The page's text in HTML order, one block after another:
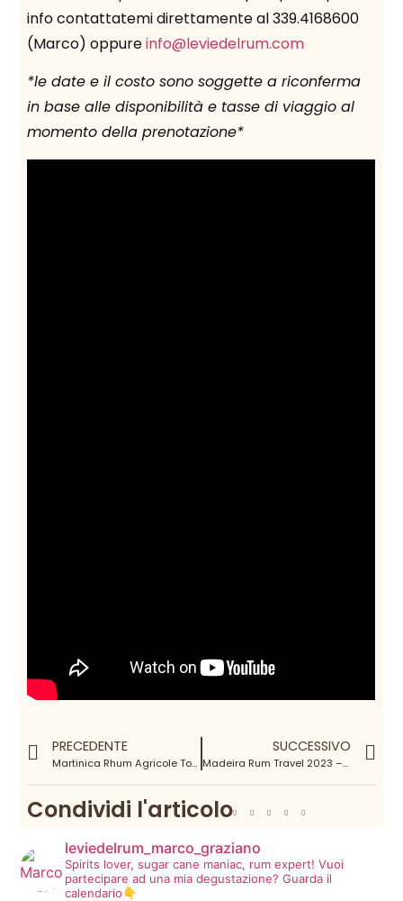
info contattatemi direttamente al 339.4168600
(Marco) oppureinfo@leviedelrum.com
*le date e il costo sono soggette a riconferma
in base alle disponibilità e tasse di viaggio al
momento della prenotazione*
PRECEDENTE
Martinica Rhum Agricole Tour 2020 (16-24 marzo)
SUCCESSIVO
Madeira Rum Travel 2023 – 12|19 maggio
Condividi l'articolo
leviedelrum_marco_graziano
Spirits lover, sugar cane maniac, rum expert! Vuoi
partecipare ad una mia degustazione? Guarda il
calendario👇